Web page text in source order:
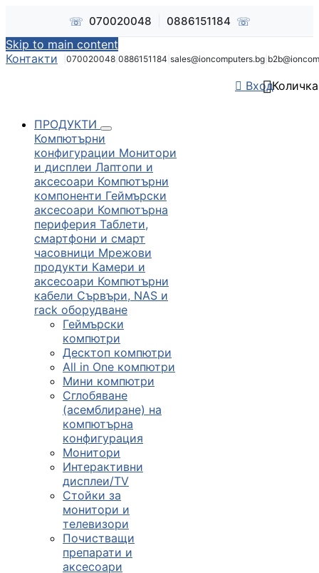
☏ 070020048 0886151184 ☏
Skip to main content
Контакти
070020048 0886151184 sales@ioncomputers.bg
 Вход
Количка
ПРОДУКТИ
Компютърни
конфигурации Монитори
и дисплеи Лаптопи и
аксесоари Компютърни
компоненти Геймърски
аксесоари Компютърна
периферия Таблети,
смартфони и смарт
часовници Мрежови
продукти Камери и
аксесоари Компютърни
кабели Сървъри, NAS и
rack оборудване
Геймърски
компютри
Десктоп компютри
All in One компютри
Мини компютри
Сглобяване
(асемблиране) на
компютърна
конфигурация
Монитори
Интерактивни
дисплеи/TV
Стойки за
монитори и
телевизори
Почистващи
препарати и
аксесоари